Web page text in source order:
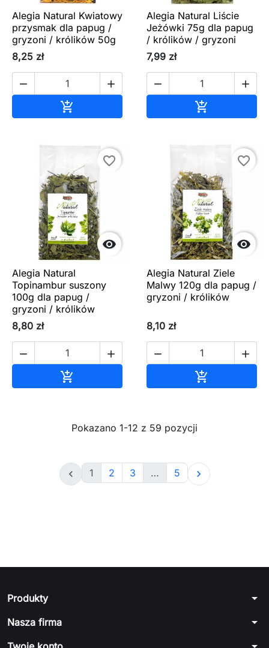
Alegia Natural Kwiatowy
przysmak dla papug /
gryzoni / królików 50g
8,25 zł
 

Alegia Natural Liście
Jeżówki 75g dla papug
/ królików / gryzoni
7,99 zł
 


favorite_border
Alegia Natural
Topinambur suszony
100g dla papug /
gryzoni / królików
8,80 zł
 


favorite_border
Alegia Natural Ziele
Malwy 120g dla papug /
gryzoni / królików
8,10 zł
 

Pokazano 1-12 z 59 pozycji
 1 2 3 … 5 
Produkty arrow_drop_down
Nasza firma arrow_drop_down